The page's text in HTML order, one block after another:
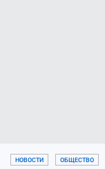
НОВОСТИ ОБЩЕСТВО